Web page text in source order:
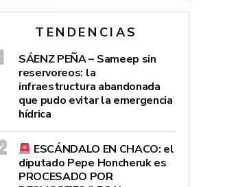
TENDENCIAS
SÁENZ PEÑA – Sameep sin
reservoreos: la
infraestructura abandonada
que pudo evitar la emergencia
hídrica
ESCÁNDALO EN CHACO: el
diputado Pepe Honcheruk es
PROCESADO POR